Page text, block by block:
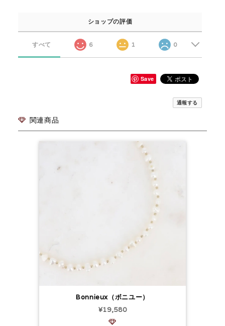
ショップの評価
すべて 6 1 0
Save
通報する
関連商品
Bonnieux（ボニユー）
¥19,580